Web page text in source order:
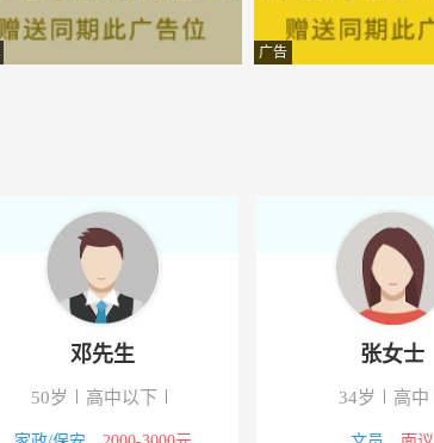
兴城铜锣湾置业有限公司
西安汉风展览展示有限公司
南阳市蓝天燃气有限责任公司
南阳红都百货有限公司
河南盛合商业管理咨询有限公司
广告
邓先生
50岁 高中以下
张女士
34岁 高中